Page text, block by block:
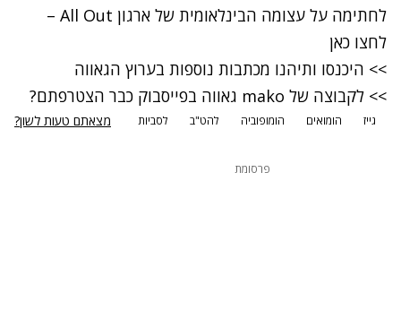
לחתימה על עצומה הבינלאומית של ארגון All Out –
לחצו כאן
>> היכנסו ותיהנו מכתבות נוספות בערוץ הגאווה
>> לקבוצה של mako גאווה בפייסבוק כבר הצטרפתם?
גייז הומואים הומופוביה להט"ב לסביות מצאתם טעות לשון?
פרסומת